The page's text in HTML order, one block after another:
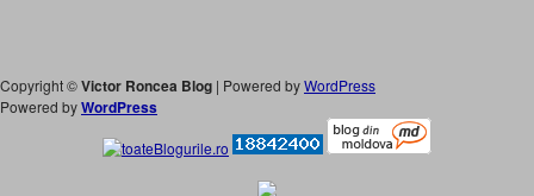
Copyright ©Victor Roncea Blog | Powered byWordPress
Powered byWordPress